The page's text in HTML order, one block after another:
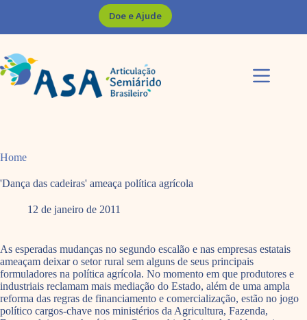
Doe e Ajude
Home
'Dança das cadeiras' ameaça política agrícola
12 de janeiro de 2011
As esperadas mudanças no segundo escalão e nas empresas estatais
ameaçam deixar o setor rural sem alguns de seus principais
formuladores na política agrícola. No momento em que produtores e
industriais reclamam mais mediação do Estado, além de uma ampla
reforma das regras de financiamento e comercialização, estão no jogo
político cargos-chave nos ministérios da Agricultura, Fazenda,